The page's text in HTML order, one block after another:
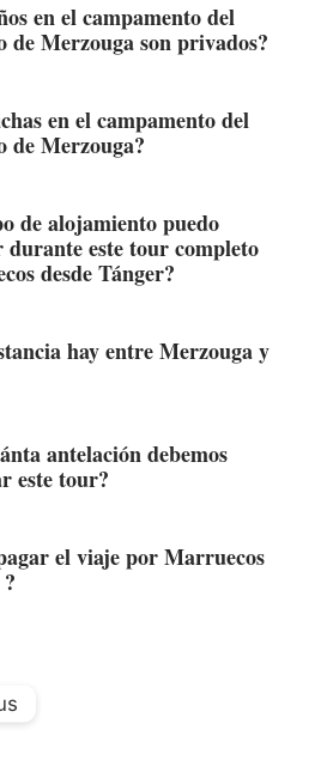
en el campamento del
de Merzouga son privados?
en el campamento del
de Merzouga?
de alojamiento puedo
durante este tour completo
desde Tánger?
hay entre Merzouga y
antelación debemos
este tour?
el viaje por Marruecos